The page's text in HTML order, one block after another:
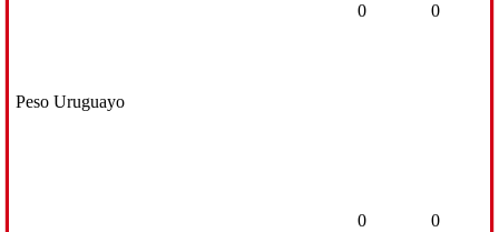
Peso Uruguayo
0 0
0 0